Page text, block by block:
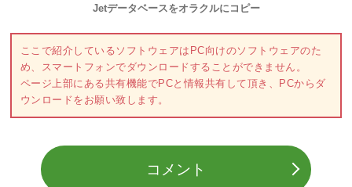
Jetデータベースをオラクルにコピー
ここで紹介しているソフトウェアはPC向けのソフトウェアのた
め、スマートフォンでダウンロードすることができません。
ページ上部にある共有機能でPCと情報共有して頂き、PCからダ
ウンロードをお願い致します。
コメント